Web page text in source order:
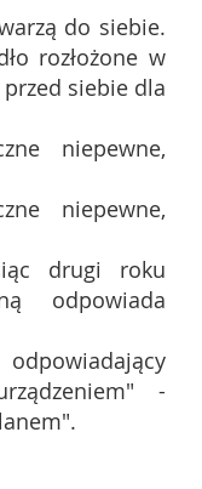
do siebie.
rozłożone w
siebie dla
niepewne,
niepewne,
drugi roku
odpowiada
-